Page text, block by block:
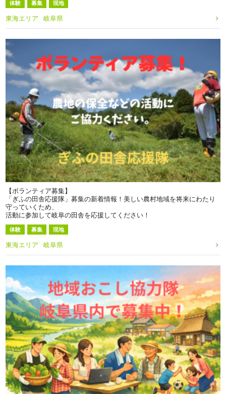
体験 募集 現地
東海エリア 岐阜県
【ボランティア募集】
「ぎふの田舎応援隊」募集の新着情報！美しい農村地域を将来にわたり
守っていくため、
活動に参加して岐阜の田舎を応援してください！
体験 募集 現地
東海エリア 岐阜県